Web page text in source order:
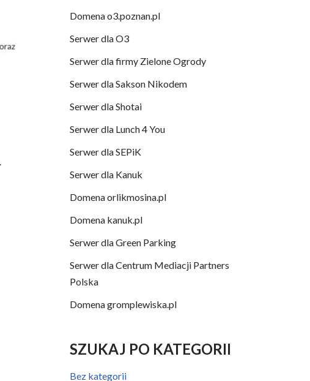
Domena o3.poznan.pl
Serwer dla O3
Serwer dla firmy Zielone Ogrody
Serwer dla Sakson Nikodem
Serwer dla Shotai
Serwer dla Lunch 4 You
Serwer dla SEPiK
Serwer dla Kanuk
Domena orlikmosina.pl
Domena kanuk.pl
Serwer dla Green Parking
Serwer dla Centrum Mediacji Partners
Polska
Domena gromplewiska.pl
SZUKAJ PO KATEGORII
Bez kategorii